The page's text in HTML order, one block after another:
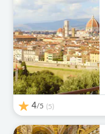
4/5 (5)